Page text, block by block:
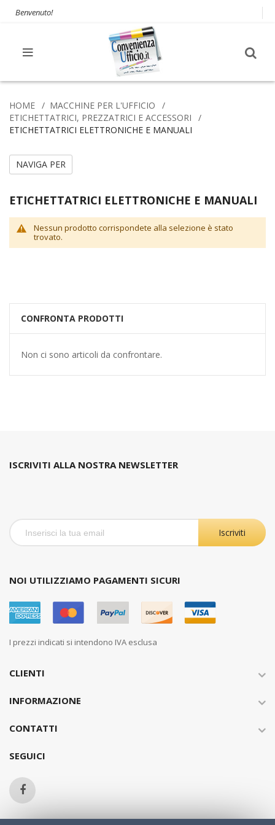
Benvenuto!
HOME
MACCHINE PER L'UFFICIO
ETICHETTATRICI, PREZZATRICI E ACCESSORI
ETICHETTATRICI ELETTRONICHE E MANUALI
ETICHETTATRICI ELETTRONICHE E MANUALI
Nessun prodotto corrispondete alla selezione è stato
trovato.
NAVIGA PER
CONFRONTA PRODOTTI
Non ci sono articoli da confrontare.
ISCRIVITI ALLA NOSTRA NEWSLETTER
Iscriviti
NOI UTILIZZIAMO PAGAMENTI SICURI
I prezzi indicati si intendono IVA esclusa
CLIENTI
INFORMAZIONE
CONTATTI
SEGUICI